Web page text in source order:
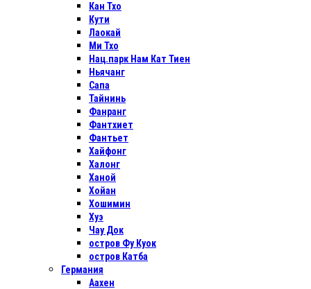
Кан Тхо
Кути
Лаокай
Ми Тхо
Нац.парк Нам Кат Тиен
Ньячанг
Сапа
Тайнинь
Фанранг
Фантхиет
Фантьет
Хайфонг
Халонг
Ханой
Хойан
Хошимин
Хуэ
Чау Док
остров Фу Куок
остров Катба
Германия
Аахен